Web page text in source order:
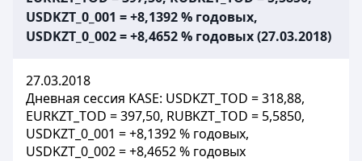
USDKZT_0_001 = +8,1392 % годовых,
USDKZT_0_002 = +8,4652 % годовых (27.03.2018)
27.03.2018
Дневная сессия KASE: USDKZT_TOD = 318,88,
EURKZT_TOD = 397,50, RUBKZT_TOD = 5,5850,
USDKZT_0_001 = +8,1392 % годовых,
USDKZT_0_002 = +8,4652 % годовых